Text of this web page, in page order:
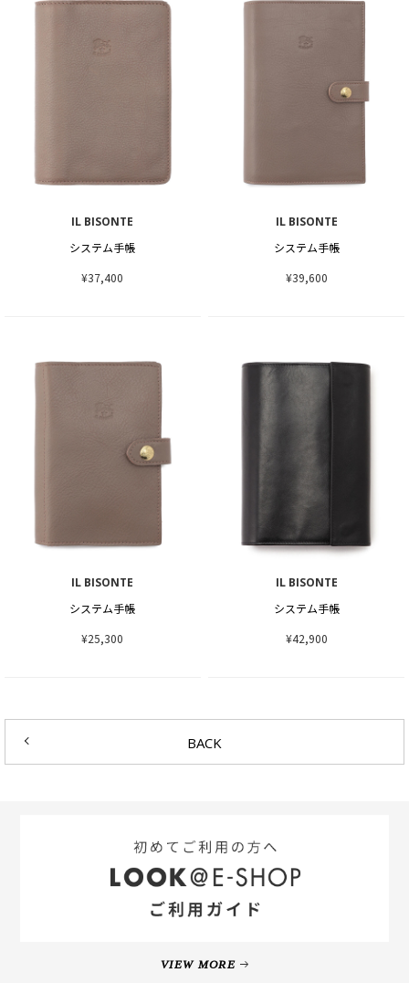
IL BISONTE
システム手帳
¥37,400
IL BISONTE
システム手帳
¥39,600
IL BISONTE
システム手帳
¥25,300
IL BISONTE
システム手帳
¥42,900
BACK
VIEW MORE